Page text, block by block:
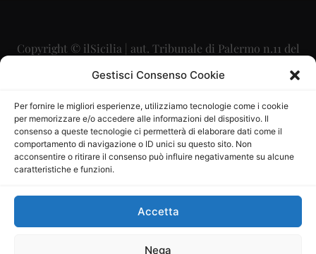
Gestisci Consenso Cookie
Per fornire le migliori esperienze, utilizziamo tecnologie come i cookie
per memorizzare e/o accedere alle informazioni del dispositivo. Il
consenso a queste tecnologie ci permetterà di elaborare dati come il
comportamento di navigazione o ID unici su questo sito. Non
acconsentire o ritirare il consenso può influire negativamente su alcune
caratteristiche e funzioni.
Accetta
Nega
Copyright © ilSicilia | aut. Tribunale di Palermo n.11 del
29/09/2015
Direttore Editoriale: Maurizio Scaglione
Direttore Responsabile: Maria Calabrese
P.IVA: 06334930820
Mercurio Comunicazione Società Cooperativa a r.l. è
iscritta al Registro degli Operatori di Comunicazione al